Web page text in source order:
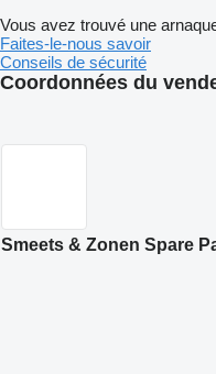
Vous avez trouvé une
Faites-le-nous savoir
Conseils de sécurité
Coordonnées du
Smeets & Zonen Spare